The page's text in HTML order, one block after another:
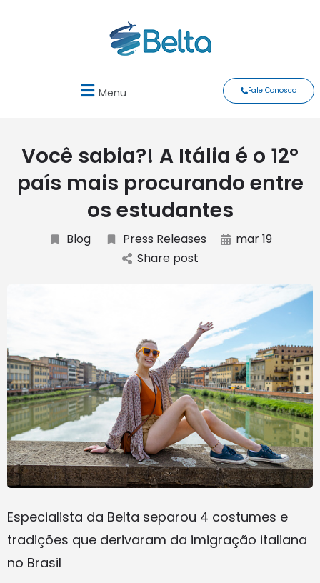
Menu Fale Conosco
Você sabia?! A Itália é o 12º
país mais procurando entre
os estudantes
Blog Press Releases
mar 19
Share post
Especialista da Belta separou 4 costumes e
tradições que derivaram da imigração italiana
no Brasil